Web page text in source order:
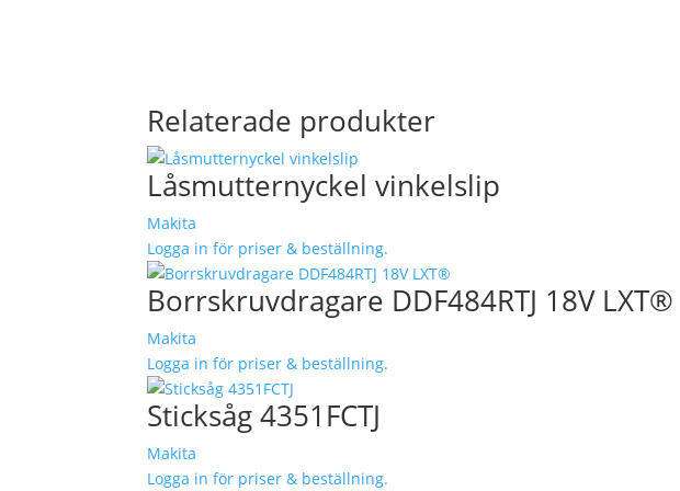
Relaterade produkter
Låsmutternyckel vinkelslip
Makita
Logga in för priser & beställning.
Borrskruvdragare DDF484RTJ 18V LXT®
Makita
Logga in för priser & beställning.
Sticksåg 4351FCTJ
Makita
Logga in för priser & beställning.